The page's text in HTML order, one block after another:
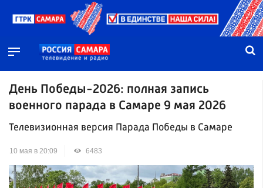
День Победы-2026: полная запись
военного парада в Самаре 9 мая 2026
Телевизионная версия Парада Победы в Самаре
10 мая в 20:09 6483